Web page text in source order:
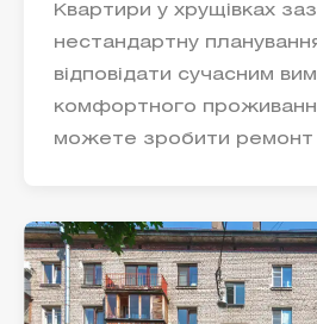
​​Квартири у хрущівках
нестандартну
відповідати сучасним
комфортного
можете зробити ремонт